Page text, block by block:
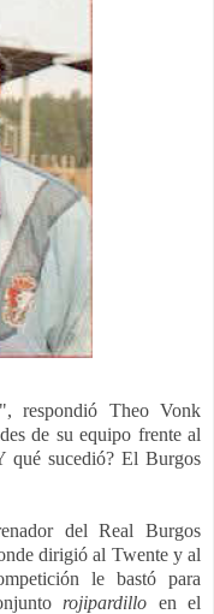
respondió Theo Vonk
de su equipo frente al
qué sucedió? El Burgos
del Real Burgos
dirigió al Twente y al
le bastó para
rojipardillo en el